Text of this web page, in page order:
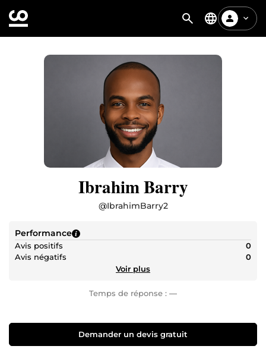
Ibrahim Barry
@IbrahimBarry2
Performance
Avis positifs
0
Avis négatifs
0
Voir plus
Temps de réponse : —
Demander un devis gratuit